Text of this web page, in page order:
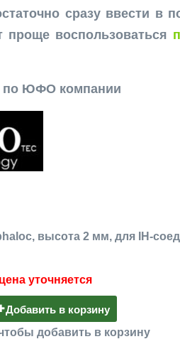
сразу ввести в
проще воспользоваться
по ЮФО компании
высота 2 мм, для IH-
цена уточняется
Добавить в корзину
добавить в корзину